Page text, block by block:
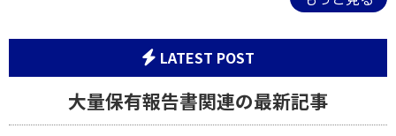
LATEST POST
大量保有報告書関連の最新記事